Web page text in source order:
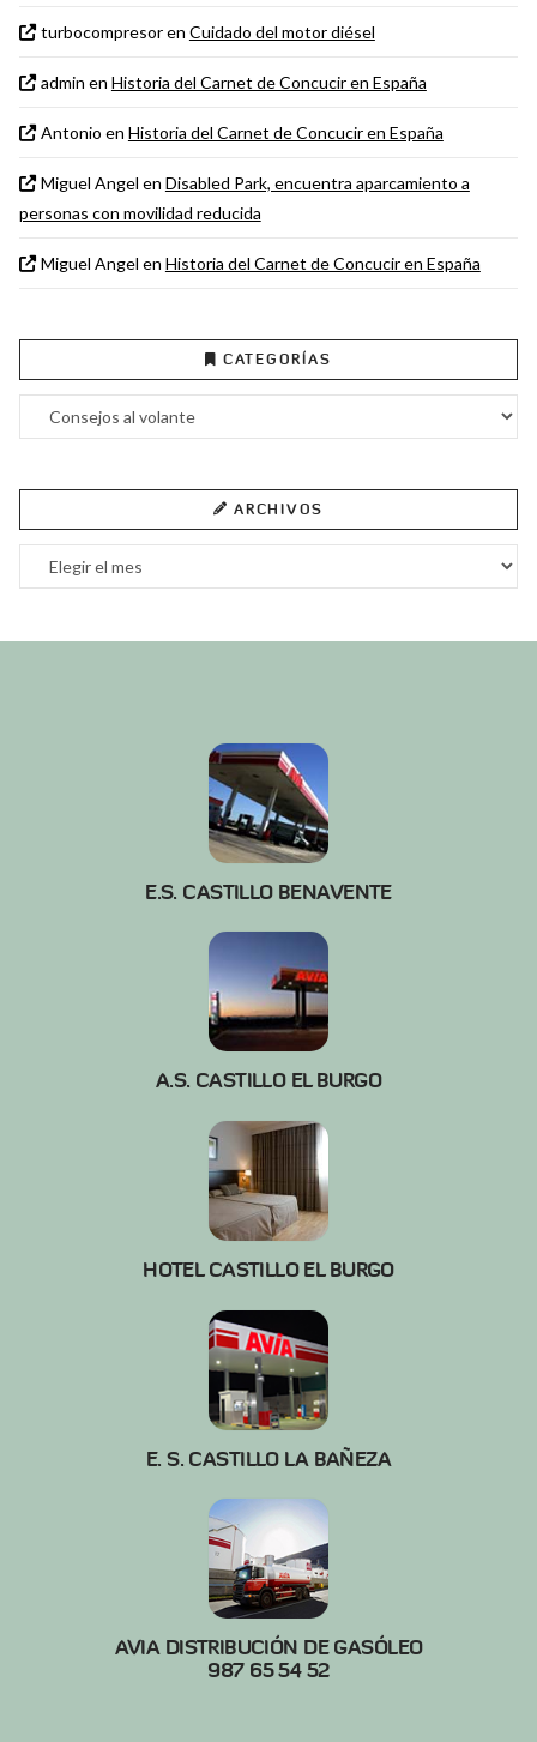
turbocompresoren Cuidado del motor diésel
admin en Historia del Carnet de Concucir en España
Antonio en Historia del Carnet de Concucir en España
Miguel Angel en Disabled Park, encuentra aparcamiento a
personas con movilidad reducida
Miguel Angel en Historia del Carnet de Concucir en España
CATEGORÍAS
Categorías
ARCHIVOS
Archivos
E.S. CASTILLO BENAVENTE
A.S. CASTILLO EL BURGO
HOTEL CASTILLO EL BURGO
E. S. CASTILLO LA BAÑEZA
AVIA DISTRIBUCIÓN DE GASÓLEO
987 65 54 52